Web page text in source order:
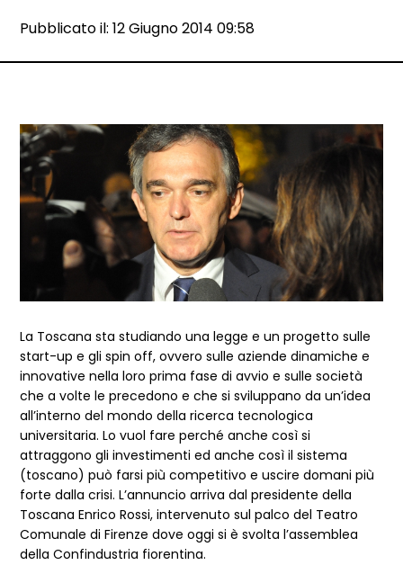
Data e ora:
Pubblicato il: 12 Giugno 2014 09:58
Dettagli articolo
La Toscana sta studiando una legge e un progetto sulle
start-up e gli spin off, ovvero sulle aziende dinamiche e
innovative nella loro prima fase di avvio e sulle società
che a volte le precedono e che si sviluppano da un’idea
all’interno del mondo della ricerca tecnologica
universitaria. Lo vuol fare perché anche così si
attraggono gli investimenti ed anche così il sistema
(toscano) può farsi più competitivo e uscire domani più
forte dalla crisi. L’annuncio arriva dal presidente della
Toscana Enrico Rossi, intervenuto sul palco del Teatro
Comunale di Firenze dove oggi si è svolta l’assemblea
della Confindustria fiorentina.